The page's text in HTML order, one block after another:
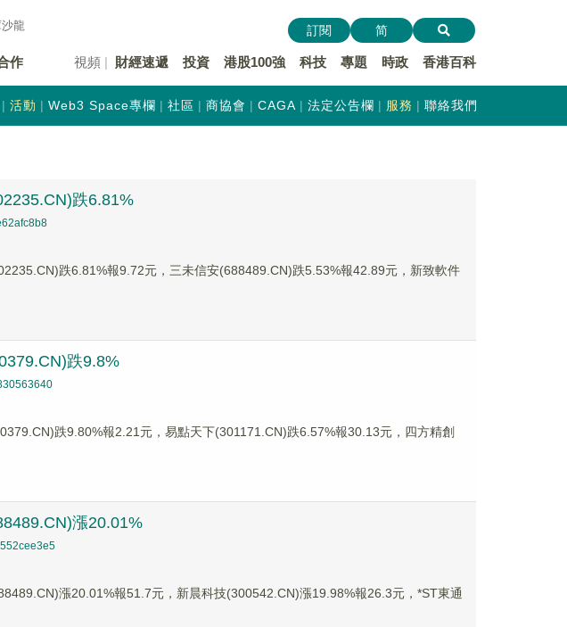
龍
作 視頻 財經速遞 投資 港股100強 科技 專題 時政 香港百科
訂閱 简
活動 Web3 Space專欄 社區 商協會 CAGA 法定公告欄 服務 聯絡我們
跌6.81%
跌6.81%報9.72元，三未信安(688489.CN)跌5.53%報42.89元，新致軟件
跌9.8%
跌9.80%報2.21元，易點天下(301171.CN)跌6.57%報30.13元，四方精創
漲20.01%
漲20.01%報51.7元，新晨科技(300542.CN)漲19.98%報26.3元，*ST東通